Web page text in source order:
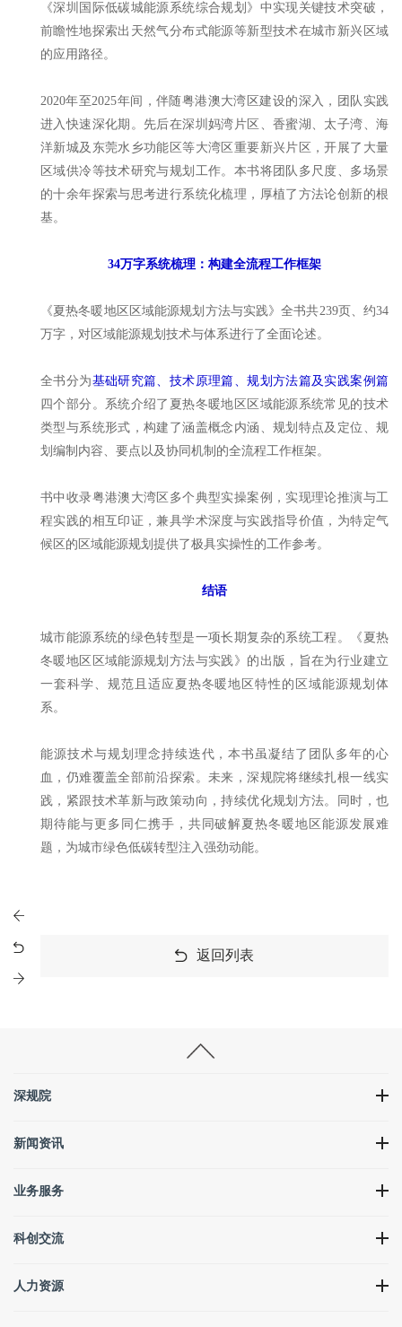
《深圳国际低碳城能源系统综合规划》中实现关键技术突破，
前瞻性地探索出天然气分布式能源等新型技术在城市新兴区域
的应用路径。
2020年至2025年间，伴随粤港澳大湾区建设的深入，团队实践
进入快速深化期。先后在深圳妈湾片区、香蜜湖、太子湾、海
洋新城及东莞水乡功能区等大湾区重要新兴片区，开展了大量
区域供冷等技术研究与规划工作。本书将团队多尺度、多场景
的十余年探索与思考进行系统化梳理，厚植了方法论创新的根
基。
34万字系统梳理：构建全流程工作框架
《夏热冬暖地区区域能源规划方法与实践》全书共239页、约34
万字，对区域能源规划技术与体系进行了全面论述。
全书分为基础研究篇、技术原理篇、规划方法篇及实践案例篇
四个部分。系统介绍了夏热冬暖地区区域能源系统常见的技术
类型与系统形式，构建了涵盖概念内涵、规划特点及定位、规
划编制内容、要点以及协同机制的全流程工作框架。
书中收录粤港澳大湾区多个典型实操案例，实现理论推演与工
程实践的相互印证，兼具学术深度与实践指导价值，为特定气
候区的区域能源规划提供了极具实操性的工作参考。
结语
城市能源系统的绿色转型是一项长期复杂的系统工程。《夏热
冬暖地区区域能源规划方法与实践》的出版，旨在为行业建立
一套科学、规范且适应夏热冬暖地区特性的区域能源规划体
系。
能源技术与规划理念持续迭代，本书虽凝结了团队多年的心
血，仍难覆盖全部前沿探索。未来，深规院将继续扎根一线实
践，紧跟技术革新与政策动向，持续优化规划方法。同时，也
期待能与更多同仁携手，共同破解夏热冬暖地区能源发展难
题，为城市绿色低碳转型注入强劲动能。
返回列表
深规院
新闻资讯
业务服务
科创交流
人力资源